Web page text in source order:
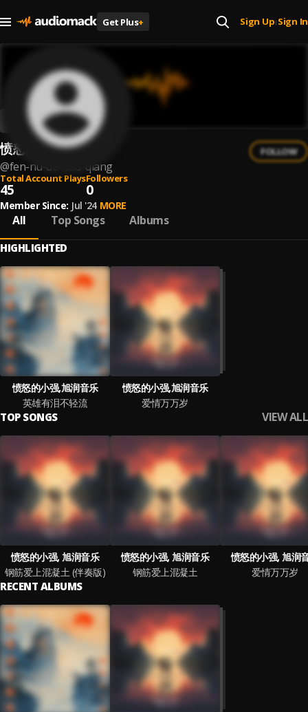
Get Plus+ Sign Up| Sign In
愤怒的小强
@fen-nu-de-xiao-qiang
FOLLOW
Total Account Plays
45
Followers
0
Member Since: Jul '24 MORE
All Top Songs Albums
HIGHLIGHTED
愤怒的小强,旭润音乐
英雄有泪不轻流
愤怒的小强,旭润音乐
爱情万万岁
TOP SONGS VIEW ALL
愤怒的小强, 旭润音乐
钢筋爱上混凝土 (伴奏版)
愤怒的小强, 旭润音乐
钢筋爱上混凝土
愤怒的小强, 旭润
爱情万万岁
RECENT ALBUMS